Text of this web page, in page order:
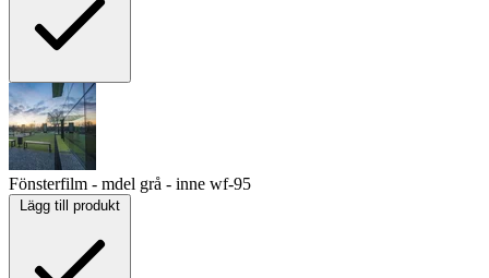
Fönsterfilm - mdel grå - inne wf-95
Lägg till produkt